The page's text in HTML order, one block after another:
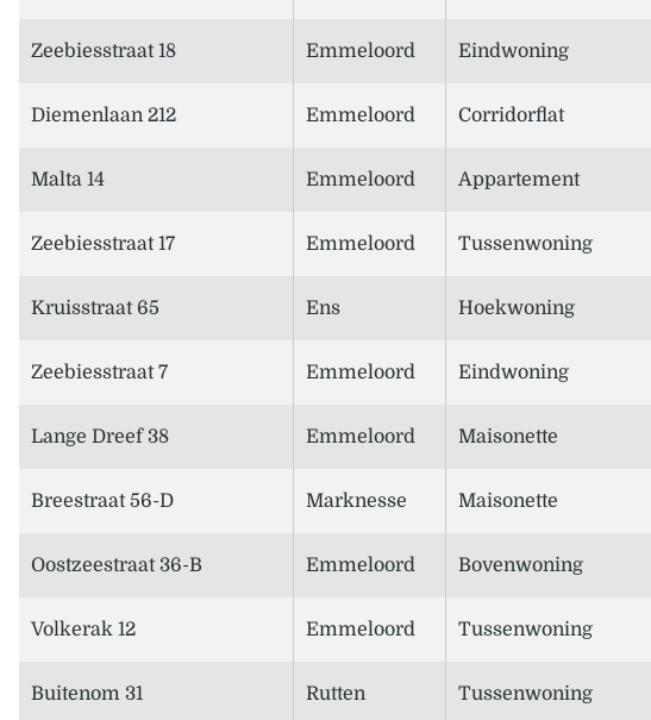
Zeebiesstraat 18 Emmeloord Eindwoning
Diemenlaan 212 Emmeloord Corridorflat
Malta 14 Emmeloord Appartement
Zeebiesstraat 17 Emmeloord Tussenwoning
Kruisstraat 65 Ens Hoekwoning
Zeebiesstraat 7 Emmeloord Eindwoning
Lange Dreef 38 Emmeloord Maisonette
Breestraat 56-D Marknesse Maisonette
Oostzeestraat 36-B Emmeloord Bovenwoning
Volkerak 12 Emmeloord Tussenwoning
Buitenom 31 Rutten Tussenwoning